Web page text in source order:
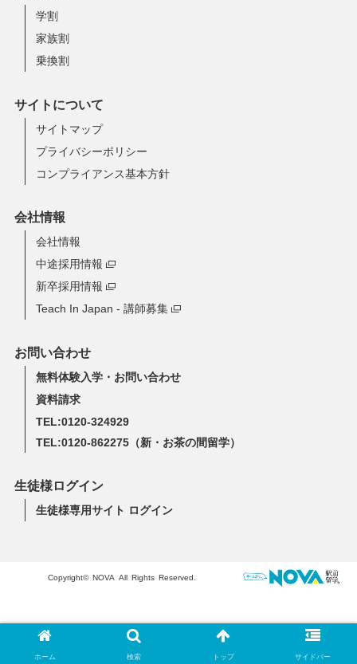
ホーム 検索 トップ サイドバー
学割
家族割
乗換割
サイトについて
サイトマップ
プライバシーポリシー
コンプライアンス基本方針
会社情報
会社情報
中途採用情報
新卒採用情報
Teach In Japan - 講師募集
お問い合わせ
無料体験入学・お問い合わせ
資料請求
TEL:0120-324929
TEL:0120-862275（新・お茶の間留学）
生徒様ログイン
生徒様専用サイト ログイン
Copyright© NOVA All Rights Reserved.